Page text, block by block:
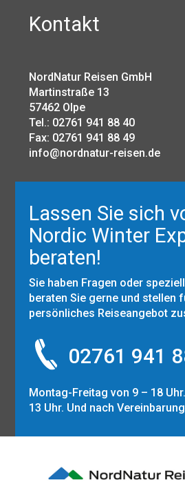
Kontakt
NordNatur Reisen GmbH
Martinstraße 13
57462 Olpe
Tel.: 02761 941 88 40
Fax: 02761 941 88 49
info@nordnatur-reisen.de
Lassen Sie sich
Nordic Winter
beraten!
Sie haben Fragen oder
beraten Sie gerne und stellen
persönliches Reiseangebot
02761 941
Montag-Freitag von 9 – 18
13 Uhr. Und nach Vereinbarung